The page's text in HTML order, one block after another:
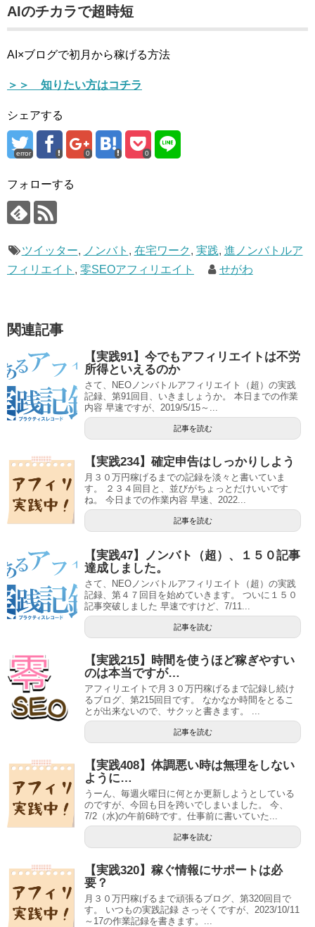
AIのチカラで超時短
AI×ブログで初月から稼げる方法
＞＞ 知りたい方はコチラ
シェアする
error 0 0
フォローする
ツイッター, ノンバト , 在宅ワーク , 実践, 進ノンバトルア
フィリエイト , 零SEOアフィリエイト せがわ
関連記事
【実践91】今でもアフィリエイトは不労
所得といえるのか
さて、NEOノンバトルアフィリエイト（超）の実践
記録、第91回目、いきましょうか。 本日までの作業
内容 早速ですが、2019/5/15～...
記事を読む
【実践234】確定申告はしっかりしよう
月３０万円稼げるまでの記録を淡々と書いていま
す。 ２３４回目と、並びがちょっとだけいいです
ね。 今日までの作業内容 早速、2022...
記事を読む
【実践47】ノンバト（超）、１５０記事
達成しました。
さて、NEOノンバトルアフィリエイト（超）の実践
記録、第４７回目を始めていきます。 ついに１５０
記事突破しました 早速ですけど、7/11...
記事を読む
【実践215】時間を使うほど稼ぎやすい
のは本当ですが…
アフィリエイトで月３０万円稼げるまで記録し続け
るブログ、第215回目です。 なかなか時間をとるこ
とが出来ないので、サクッと書きます。 ...
記事を読む
【実践408】体調悪い時は無理をしない
ように…
うーん、毎週火曜日に何とか更新しようとしている
のですが、今回も日を跨いでしまいました。 今、
7/2（水)の午前6時です。仕事前に書いていた...
記事を読む
【実践320】稼ぐ情報にサポートは必
要？
月３０万円稼げるまで頑張るブログ、第320回目で
す。 いつもの実践記録 さっそくですが、2023/10/11
～17の作業記録を書きます。...